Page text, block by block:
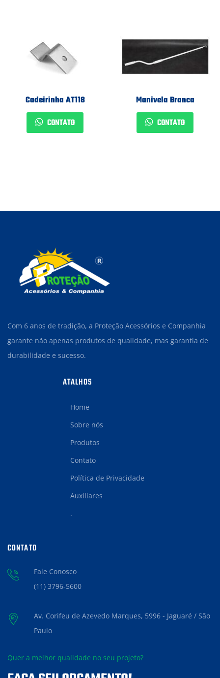
Cadeirinha AT118
CONTATO
Manivela Branca
CONTATO
Com 6 anos de tradição, a Proteção Acessórios e Companhia
garante não apenas produtos de qualidade, mas garantia de
durabilidade e sucesso.
ATALHOS
Home
Sobre nós
Produtos
Contato
Política de Privacidade
Auxiliares
.
CONTATO
Fale Conosco
(11) 3796-5600
Av. Corifeu de Azevedo Marques, 5996 - Jaguaré / São
Paulo
Quer a melhor qualidade no seu projeto?